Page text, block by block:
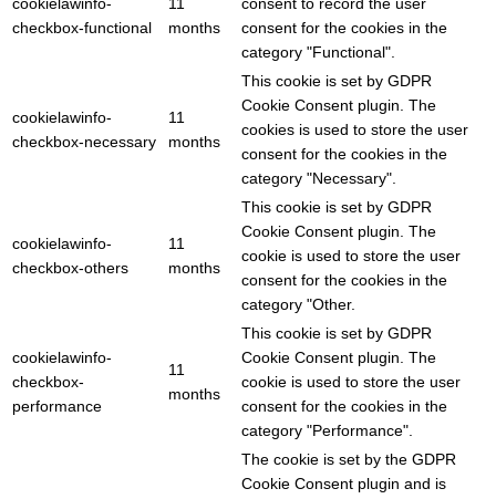
cookielawinfo-
checkbox-functional
11
months
consent to record the user
consent for the cookies in the
category "Functional".
cookielawinfo-
checkbox-necessary
11
months
This cookie is set by GDPR
Cookie Consent plugin. The
cookies is used to store the user
consent for the cookies in the
category "Necessary".
cookielawinfo-
checkbox-others
11
months
This cookie is set by GDPR
Cookie Consent plugin. The
cookie is used to store the user
consent for the cookies in the
category "Other.
cookielawinfo-
checkbox-
performance
11
months
This cookie is set by GDPR
Cookie Consent plugin. The
cookie is used to store the user
consent for the cookies in the
category "Performance".
The cookie is set by the GDPR
Cookie Consent plugin and is